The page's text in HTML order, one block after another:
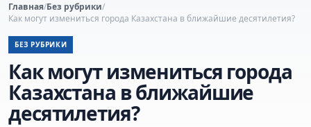
Главная/Без рубрики/
Как могут измениться города Казахстана в ближайшие десятилетия?
БЕЗ РУБРИКИ
Как могут измениться города
Казахстана в ближайшие
десятилетия?